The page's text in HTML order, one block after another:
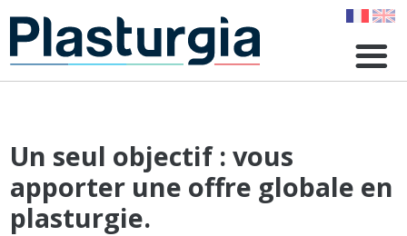
contenu
principal
Un seul objectif : vous
apporter une offre globale en
plasturgie.